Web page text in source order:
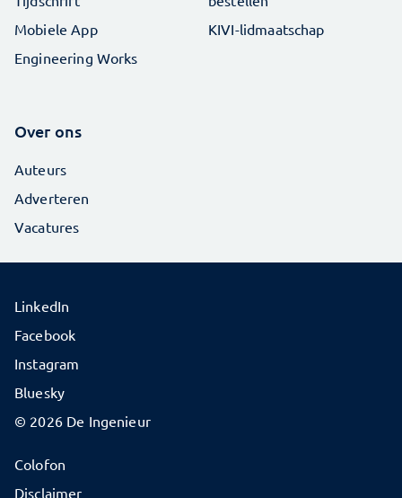
Mobiele App
Engineering Works
KIVI-lidmaatschap
Over ons
Auteurs
Adverteren
Vacatures
© 2026 De Ingenieur
Colofon
Disclaimer
LinkedIn
Facebook
Instagram
Bluesky